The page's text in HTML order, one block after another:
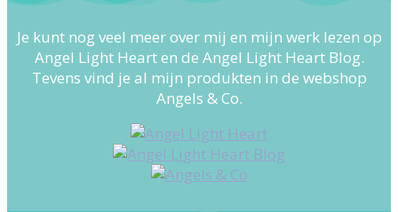
Je kunt nog veel meer over mij en mijn werk lezen op
Angel Light Heart en de Angel Light Heart Blog.
Tevens vind je al mijn produkten in de webshop
Angels & Co.